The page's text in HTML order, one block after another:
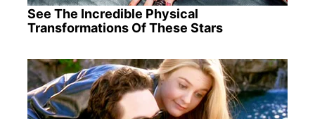
See The Incredible Physical
Transformations Of These Stars